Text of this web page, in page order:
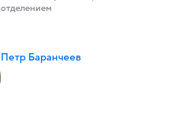
отделением
Петр Баранчеев